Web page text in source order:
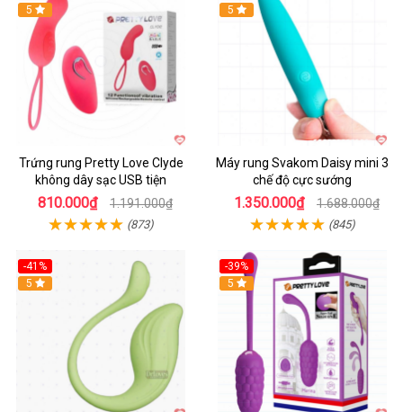
5
Trứng rung Pretty Love Clyde
không dây sạc USB tiện
810.000₫ 1.191.000₫
(873)
5
Máy rung Svakom Daisy mini 3
chế độ cực sướng
1.350.000₫ 1.688.000₫
(845)
-41%
Hot
5
-39%
Hot
5